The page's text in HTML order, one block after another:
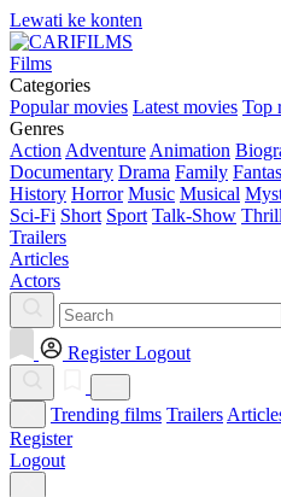
Lewati ke konten
Films
Categories
Popular movies Latest movies Top
Genres
Action Adventure Animation
Documentary Drama Family
History Horror Music Musical
Sci-Fi Short Sport Talk-Show
Trailers
Articles
Actors
Register Logout
Trending films Trailers
Register
Logout